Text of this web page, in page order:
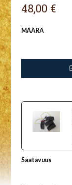
48,00 €
MÄÄRÄ
Saatavuus